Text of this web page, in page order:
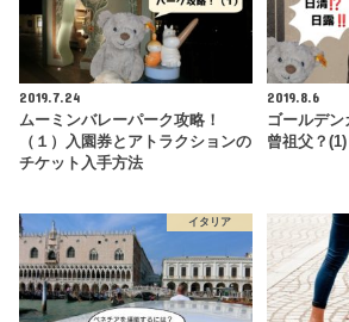
2019.7.24
ムーミンバレーパーク攻略！
（１）入園券とアトラクションの
チケット入手方法
2019.8.6
ゴールデ
曾祖父？(1)
イタリア